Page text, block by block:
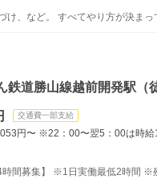
、など。 すべてやり方が決ま
鉄道勝山線越前開発駅（
交通費一部支給
円〜 ※22：00〜翌5：00は時
間募集】 ※1日実働最低2時間 ※